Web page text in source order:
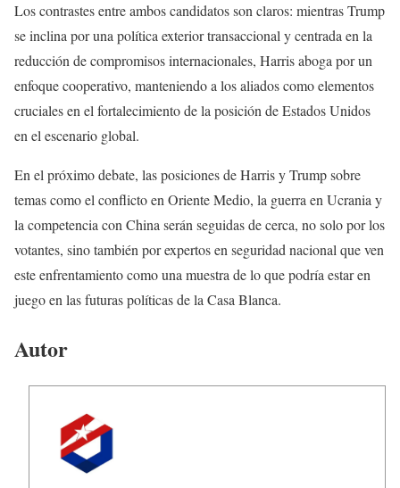
Los contrastes entre ambos candidatos son claros: mientras Trump
se inclina por una política exterior transaccional y centrada en la
reducción de compromisos internacionales, Harris aboga por un
enfoque cooperativo, manteniendo a los aliados como elementos
cruciales en el fortalecimiento de la posición de Estados Unidos
en el escenario global.
En el próximo debate, las posiciones de Harris y Trump sobre
temas como el conflicto en Oriente Medio, la guerra en Ucrania y
la competencia con China serán seguidas de cerca, no solo por los
votantes, sino también por expertos en seguridad nacional que ven
este enfrentamiento como una muestra de lo que podría estar en
juego en las futuras políticas de la Casa Blanca.
Autor